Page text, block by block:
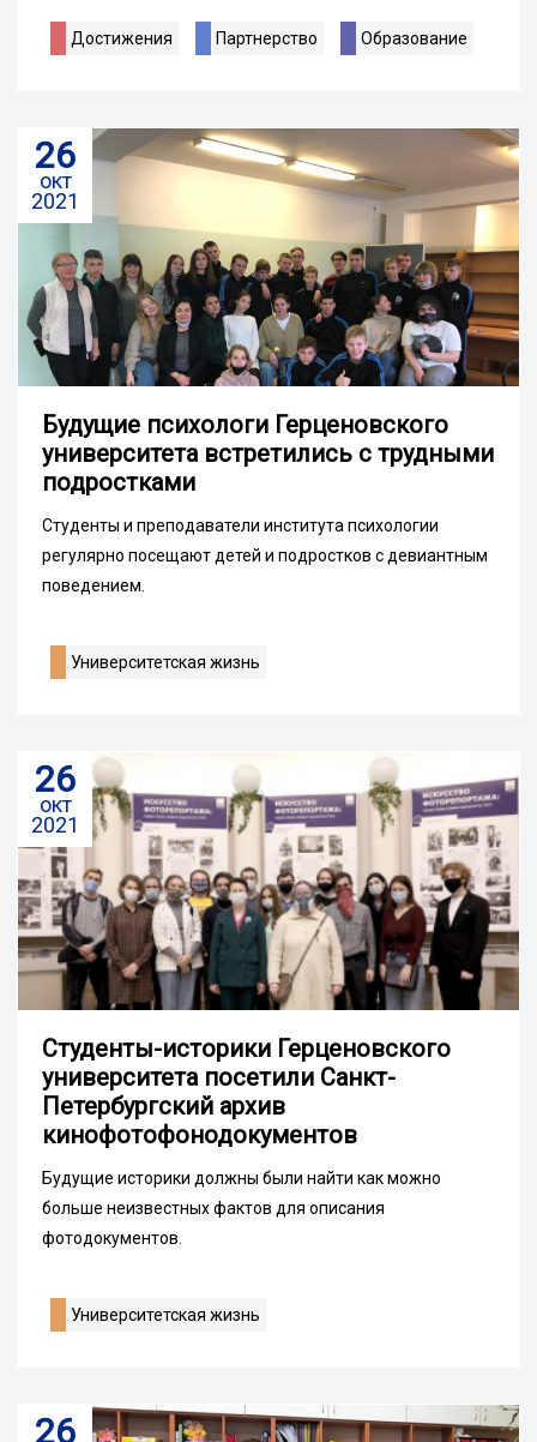
Достижения Партнерство Образование
26
окт
2021
Будущие психологи Герценовского
университета встретились с трудными
подростками
Студенты и преподаватели института психологии
регулярно посещают детей и подростков с девиантным
поведением.
Университетская жизнь
26
окт
2021
Студенты-историки Герценовского
университета посетили Санкт-
Петербургский архив
кинофотофонодокументов
Будущие историки должны были найти как можно
больше неизвестных фактов для описания
фотодокументов.
Университетская жизнь
26